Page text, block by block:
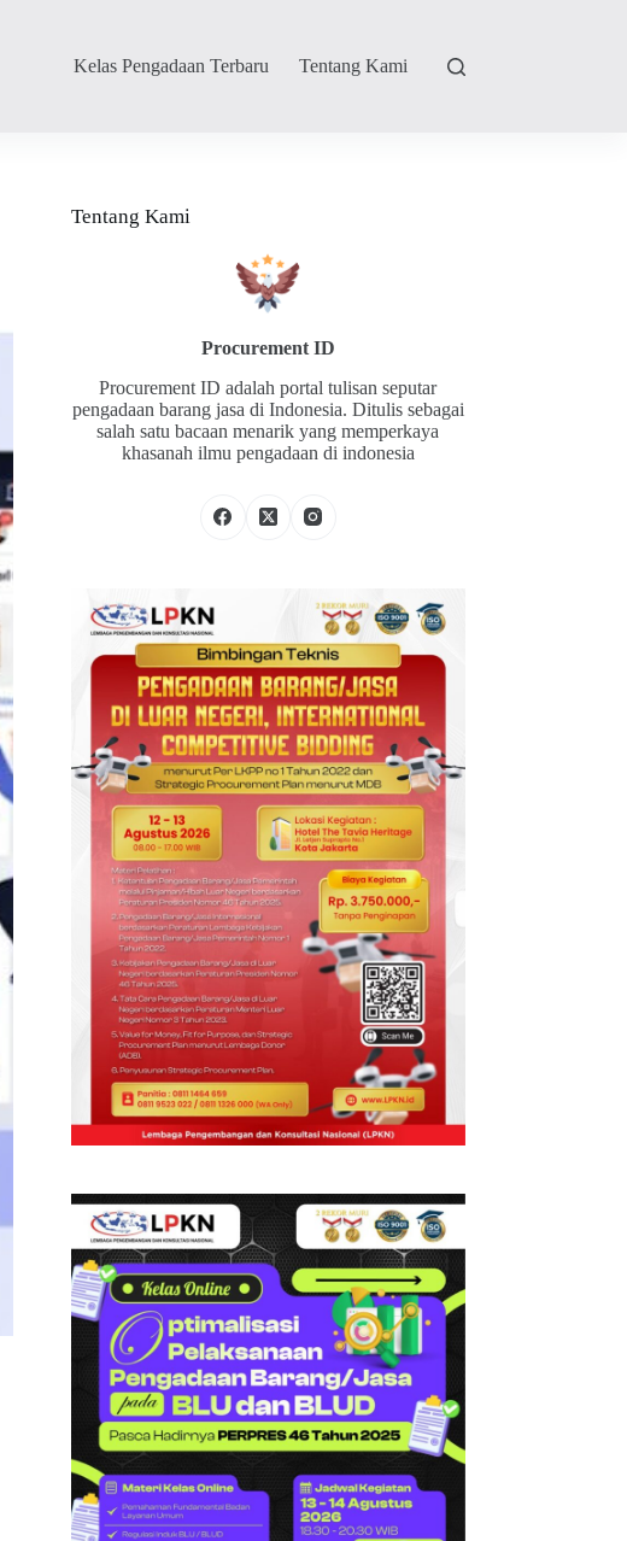
Kelas Pengadaan Terbaru Tentang Kami
Tentang Kami
Procurement ID
Procurement ID adalah portal tulisan seputar
pengadaan barang jasa di Indonesia. Ditulis sebagai
salah satu bacaan menarik yang memperkaya
khasanah ilmu pengadaan di indonesia